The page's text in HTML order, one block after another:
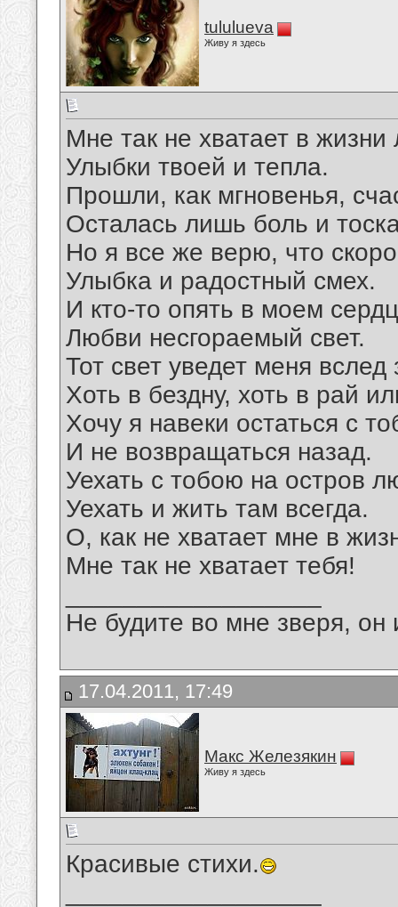
tululueva
Живу я здесь
Мне так не хватает в
Улыбки твоей и тепла.
Прошли, как мгновенья,
Осталась лишь боль и
Но я все же верю, что
Улыбка и радостный смех.
И кто-то опять в моем
Любви несгораемый свет.
Тот свет уведет меня вслед
Хоть в бездну, хоть в рай
Хочу я навеки остаться с
И не возвращаться назад.
Уехать с тобою на остров
Уехать и жить там всегда.
О, как не хватает мне в
Мне так не хватает тебя!
Не будите во мне зверя, он
17.04.2011, 17:49
Макс Железякин
Живу я здесь
Красивые стихи.